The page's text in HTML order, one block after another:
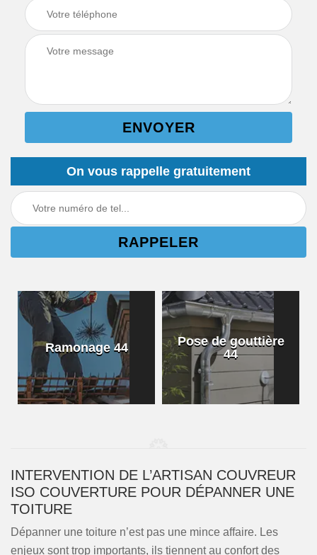
On vous rappelle gratuitement
Ramonage 44
Pose de gouttière
44
INTERVENTION DE L’ARTISAN COUVREUR
ISO COUVERTURE POUR DÉPANNER UNE
TOITURE
Dépanner une toiture n’est pas une mince affaire. Les
enjeux sont trop importants, ils tiennent au confort des